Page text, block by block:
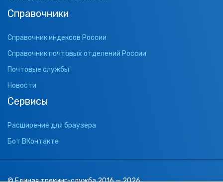
Справочники
Справочник индексов России
Справочник почтовых отделений России
Почтовые службы
Новости
Сервисы
Расширение для браузера
Бот ВКонтакте